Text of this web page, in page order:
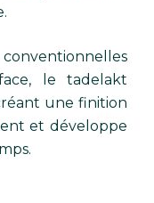
le tadelakt
une finition
et développe